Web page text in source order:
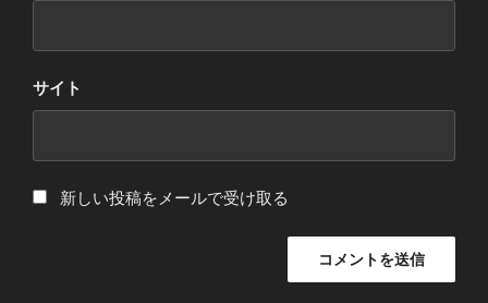
サイト
新しい投稿をメールで受け取る